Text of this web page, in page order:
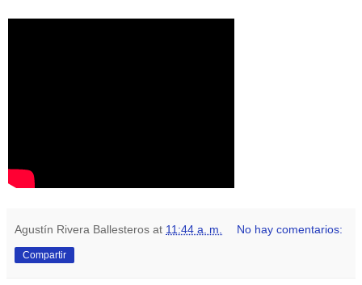
Agustín Rivera Ballesteros at 11:44 a. m. No hay comentarios:
Compartir